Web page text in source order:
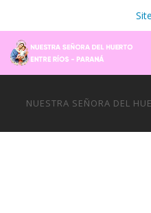
NUESTRA SEÑORA DEL